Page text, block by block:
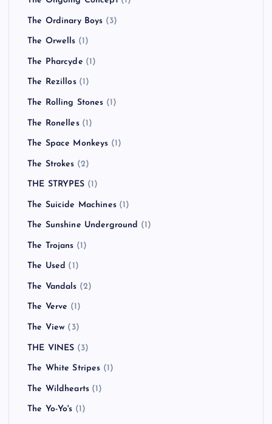
The Ordinary Boys (3)
The Orwells (1)
The Pharcyde (1)
The Rezillos(1)
The Rolling Stones (1)
The Ronelles(1)
The Space Monkeys (1)
The Strokes (2)
THE STRYPES (1)
The Suicide Machines(1)
The Sunshine Underground (1)
The Trojans (1)
The Used (1)
The Vandals (2)
The Verve (1)
The View (3)
THE VINES (3)
The White Stripes (1)
The Wildhearts (1)
The Yo-Yo's (1)